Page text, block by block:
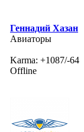
Геннадий Хазан
Авиаторы
Karma: +1087/-64
Offline